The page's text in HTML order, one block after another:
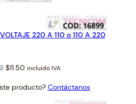
220 A 110 o 110 A 220
Original
was:
$11.50Current
is:
incluido IVA
producto? Contáctanos